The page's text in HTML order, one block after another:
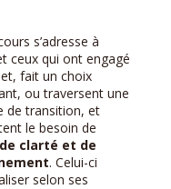
s’adresse à
ceux qui ont engagé
fait un choix
ou traversent une
de transition, et
le besoin de
clarté et de
. Celui-ci
selon ses